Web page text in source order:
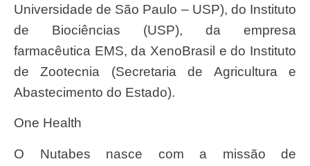
Universidade de São Paulo – USP), do Instituto
de Biociências (USP), da empresa
farmacêutica EMS, da XenoBrasil e do Instituto
de Zootecnia (Secretaria de Agricultura e
Abastecimento do Estado).
One Health
O Nutabes nasce com a missão de